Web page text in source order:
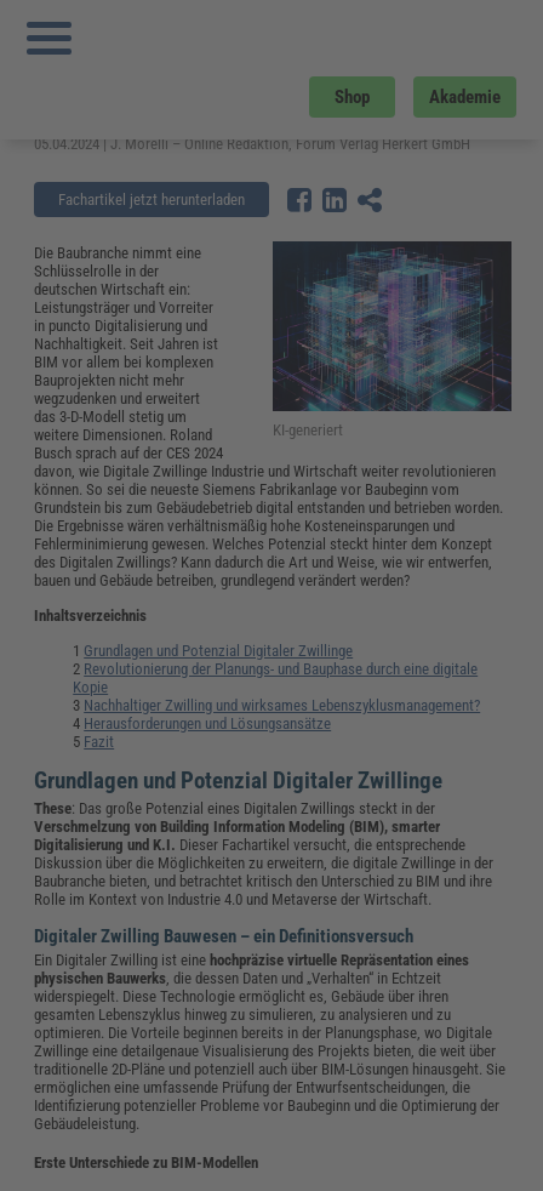
Shop Akademie
Sie sind hier:
transformative Kraft Digitaler Zwillinge in der Baubranche
Die transformative Kraft Digitaler
Zwillinge in der Baubranche
05.04.2024 | J. Morelli – Online Redaktion, Forum Verlag Herkert GmbH
Fachartikel jetzt herunterladen
KI-generiert
Die Baubranche nimmt eine
Schlüsselrolle in der
deutschen Wirtschaft ein:
Leistungsträger und Vorreiter
in puncto Digitalisierung und
Nachhaltigkeit. Seit Jahren ist
BIM vor allem bei komplexen
Bauprojekten nicht mehr
wegzudenken und erweitert
das 3-D-Modell stetig um
weitere Dimensionen. Roland
Busch sprach auf der CES 2024
davon, wie Digitale Zwillinge Industrie und Wirtschaft weiter revolutionieren
können. So sei die neueste Siemens Fabrikanlage vor Baubeginn vom
Grundstein bis zum Gebäudebetrieb digital entstanden und betrieben worden.
Die Ergebnisse wären verhältnismäßig hohe Kosteneinsparungen und
Fehlerminimierung gewesen. Welches Potenzial steckt hinter dem Konzept
des Digitalen Zwillings? Kann dadurch die Art und Weise, wie wir entwerfen,
bauen und Gebäude betreiben, grundlegend verändert werden?
Inhaltsverzeichnis
Grundlagen und Potenzial Digitaler Zwillinge
Revolutionierung der Planungs- und Bauphase durch eine digitale
Kopie
Nachhaltiger Zwilling und wirksames Lebenszyklusmanagement?
Herausforderungen und Lösungsansätze
Fazit
Grundlagen und Potenzial Digitaler Zwillinge
These: Das große Potenzial eines Digitalen Zwillings steckt in der
Verschmelzung von Building Information Modeling (BIM), smarter
Digitalisierung und K.I. Dieser Fachartikel versucht, die entsprechende
Diskussion über die Möglichkeiten zu erweitern, die digitale Zwillinge in der
Baubranche bieten, und betrachtet kritisch den Unterschied zu BIM und ihre
Rolle im Kontext von Industrie 4.0 und Metaverse der Wirtschaft.
Digitaler Zwilling Bauwesen – ein Definitionsversuch
Ein Digitaler Zwilling ist eine hochpräzise virtuelle Repräsentation eines
physischen Bauwerks, die dessen Daten und „Verhalten“ in Echtzeit
widerspiegelt. Diese Technologie ermöglicht es, Gebäude über ihren
gesamten Lebenszyklus hinweg zu simulieren, zu analysieren und zu
optimieren. Die Vorteile beginnen bereits in der Planungsphase, wo Digitale
Zwillinge eine detailgenaue Visualisierung des Projekts bieten, die weit über
traditionelle 2D-Pläne und potenziell auch über BIM-Lösungen hinausgeht. Sie
ermöglichen eine umfassende Prüfung der Entwurfsentscheidungen, die
Identifizierung potenzieller Probleme vor Baubeginn und die Optimierung der
Gebäudeleistung.
Erste Unterschiede zu BIM-Modellen